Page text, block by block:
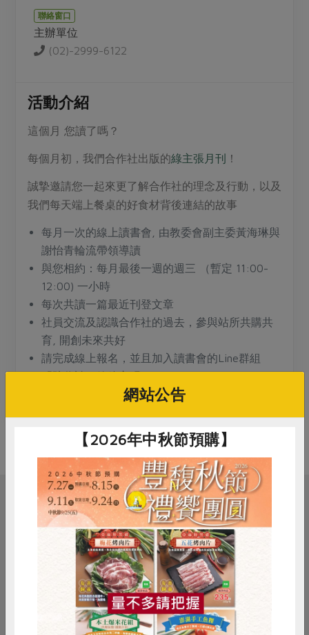
調味醬料/南北貨
休閒零嘴
居家好物
美妝保養
家庭清潔 織品
日用品 圖書禮品
防災用品
最新產品
素食專區
樂齡友善
湯品．鍋物
漬物
飲品
年菜食譜
節慶大餐
高麗菜海鮮煎餅
更多當季產品
30%rPET紅烏龍茶
2024農業發展計畫年度報告
更多議題活動
把最好的台灣味帶回家！
非基改運動
廢核運動
公益金
生活者e週報
綠主張月刊
檢驗報告
硝酸鹽檢驗
合作社法規
社務專區
選舉專區
最新消息
媒體報導
下載專區
地區活動
社務會議 地區活動
活動報下載
聯絡窗口
主辦單位
(02)-2999-6122
活動介紹
這個月 您讀了嗎？
每個月初，我們合作社出版的綠主張月刊 ！
誠摯邀請您一起來更了解合作社的理念及行動，以及
我們每天端上餐桌的好食材背後連結的故事
每月一次的線上讀書會, 由教委會副主委黃海琳與
謝怡青輪流帶領導讀
與您相約：每月最後一週的週三 （暫定 11:00-
12:00) 一小時
每次共讀一篇最近刊登文章
社員交流及認識合作社的過去，參與站所共購共
育, 開創未來共好
請完成線上報名，並且加入讀書會的Line群組
「陪你讀一篇綠主張」
https://line.me/ti/g/A4nM7L-SLS
相關活動
議題講座
居家也能練肌力!!
RPET 食譜 減硝酸鹽
雞蛋 食安 共同購買
網站公告
【2026年中秋節預購】